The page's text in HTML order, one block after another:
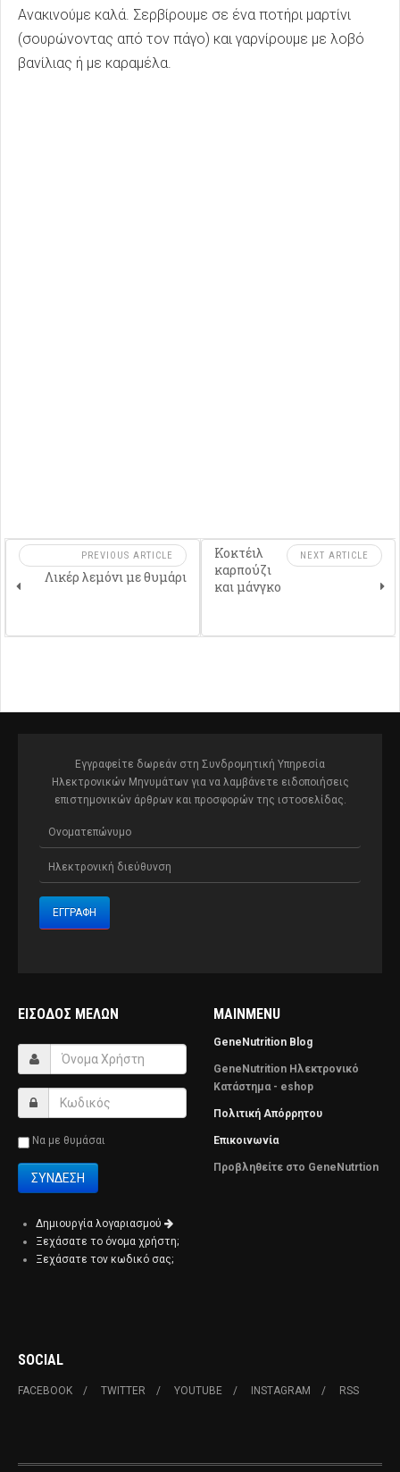
Ανακινούμε καλά. Σερβίρουμε σε ένα ποτήρι μαρτίνι
(σουρώνοντας από τον πάγο) και γαρνίρουμε με λοβό
βανίλιας ή με καραμέλα.
PREVIOUS ARTICLE
Λικέρ λεμόνι με θυμάρι
NEXT ARTICLE
Κοκτέιλ
καρπούζι
και μάνγκο
Εγγραφείτε δωρεάν στη Συνδρομητική Υπηρεσία
Ηλεκτρονικών Μηνυμάτων για να λαμβάνετε ειδοποιήσεις
επιστημονικών άρθρων και προσφορών της ιστοσελίδας.
ΕΊΣΟΔΟΣ ΜΕΛΏΝ
Να με θυμάσαι
Δημιουργία λογαριασμού
Ξεχάσατε το όνομα χρήστη;
Ξεχάσατε τον κωδικό σας;
MAINMENU
GeneNutrition Blog
GeneNutrition Ηλεκτρονικό
Κατάστημα - eshop
Πολιτική Απόρρητου
Επικοινωνία
Προβληθείτε στο GeneNutrtion
SOCIAL
FACEBOOK TWITTER YOUTUBE INSTAGRAM RSS